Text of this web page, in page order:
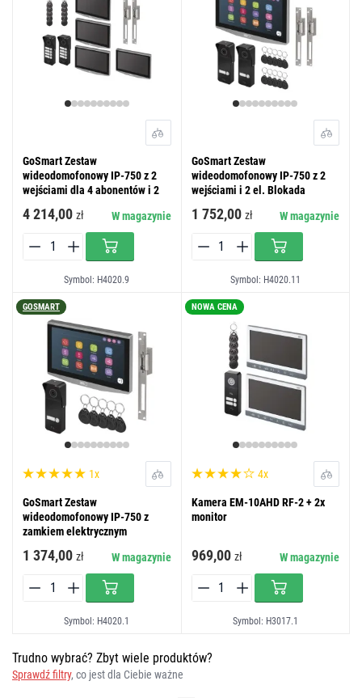
GoSmart Zestaw
wideodomofonowy IP-750 z 2
wejściami dla 4 abonentów i 2
4 214,00 zł W magazynie
Symbol: H4020.9
GoSmart Zestaw
wideodomofonowy IP-750 z 2
wejściami i 2 el. Blokada
1 752,00 zł W magazynie
Symbol: H4020.11
GOSMART
1x
GoSmart Zestaw
wideodomofonowy IP-750 z
zamkiem elektrycznym
1 374,00 zł W magazynie
Symbol: H4020.1
NOWA CENA
4x
Kamera EM-10AHD RF-2 + 2x
monitor
969,00 zł W magazynie
Symbol: H3017.1
Trudno wybrać? Zbyt wiele produktów?
Sprawdź filtry, co jest dla Ciebie ważne